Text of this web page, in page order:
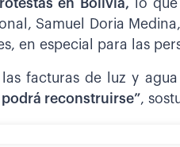
en Bolivia, lo
Samuel Doria
en especial para las
facturas de luz y
reconstruirse”,